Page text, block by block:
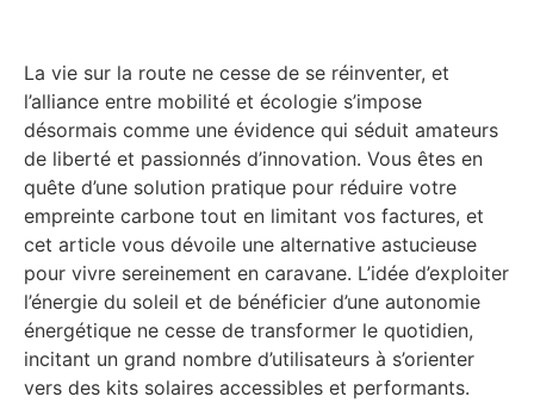
La vie sur la route ne cesse de se réinventer, et
l’alliance entre mobilité et écologie s’impose
désormais comme une évidence qui séduit amateurs
de liberté et passionnés d’innovation. Vous êtes en
quête d’une solution pratique pour réduire votre
empreinte carbone tout en limitant vos factures, et
cet article vous dévoile une alternative astucieuse
pour vivre sereinement en caravane. L’idée d’exploiter
l’énergie du soleil et de bénéficier d’une autonomie
énergétique ne cesse de transformer le quotidien,
incitant un grand nombre d’utilisateurs à s’orienter
vers des kits solaires accessibles et performants.